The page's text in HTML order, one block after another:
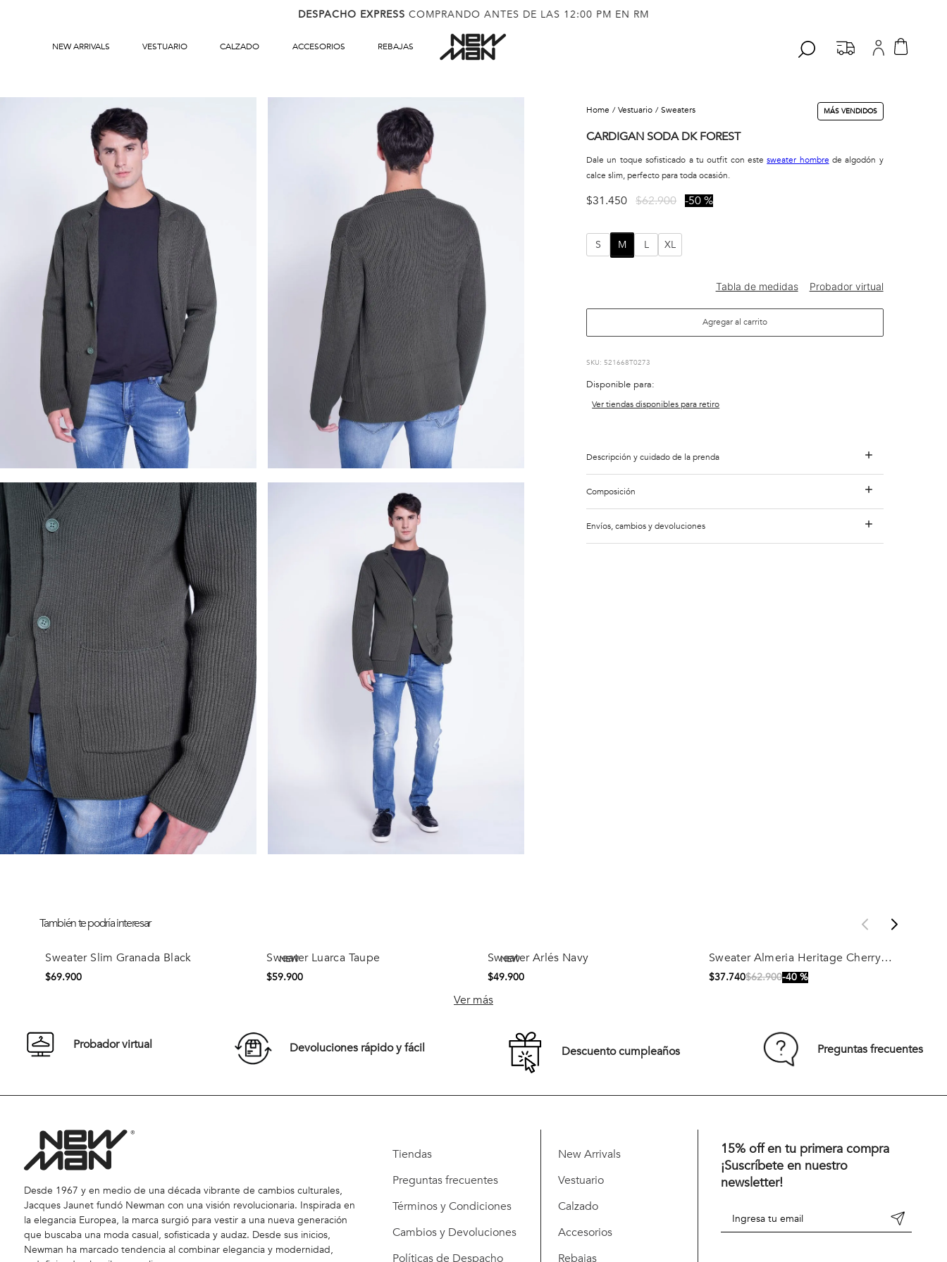
DESPACHO EXPRESS COMPRANDO ANTES DE LAS 12:00 PM EN RM
NEW ARRIVALS VESTUARIO CALZADO ACCESORIOS REBAJAS
vestuario sweaters MÁS VENDIDOS
CARDIGAN SODA DK FOREST
Dale un toque sofisticado a tu outfit con estesweater hombre de algodón y
calce slim, perfecto para toda ocasión.
$31.450 $62.900 50 %
S M L XL
Agregar al carrito
: 521668T0273
Disponible para:
Ver tiendas disponibles para retiro
Descripción y cuidado de la prenda
Composición
Envíos, cambios y devoluciones
También te podría interesar
Sweater Slim Granada Black
$69. 900
Comprar
NEW
Sweater Luarca Taupe
$ 59.900
NEW
Sweater Arlés Navy
$49
Sweater Almeria Heritage Cherry